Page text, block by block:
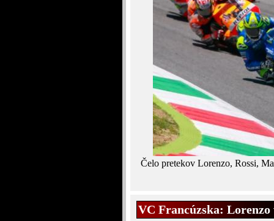
Čelo pretekov Lorenzo, Rossi,
VC Francúzska: